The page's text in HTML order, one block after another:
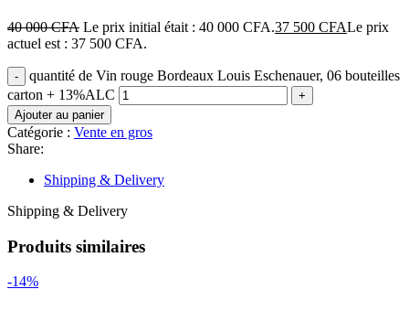
40 000CFA Le prix initial était : 40 000 CFA.37 500 CFALe prix
actuel est : 37 500 CFA.
quantité de Vin rouge Bordeaux Louis Eschenauer, 06 bouteilles
carton + 13%ALC
Ajouter au panier
Catégorie : Vente en gros
Share:
Shipping & Delivery
Shipping & Delivery
Produits similaires
-14%